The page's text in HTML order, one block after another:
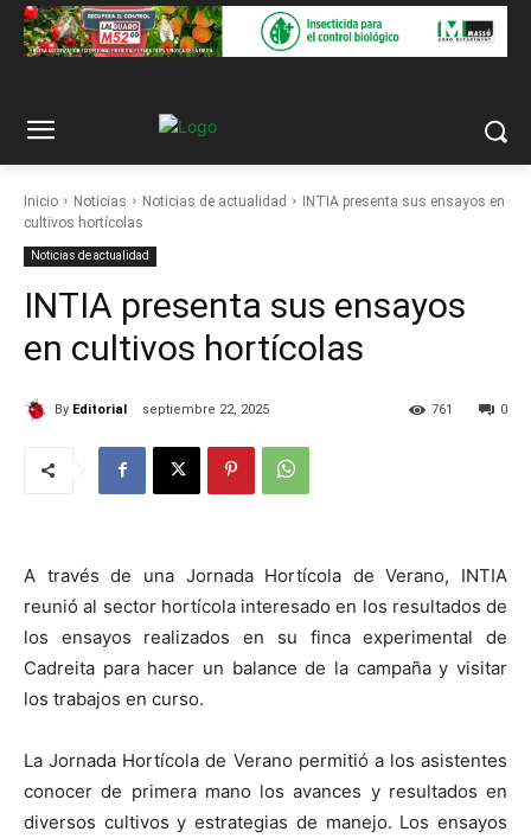
Inicio Noticias Noticias de actualidad
INTIA presenta sus ensayos en
cultivos hortícolas
Noticias de actualidad
INTIA presenta sus ensayos
en cultivos hortícolas
By Editorial septiembre 22, 2025 0
761
A través de una Jornada Hortícola de Verano, INTIA
reunió al sector hortícola interesado en los resultados de
los ensayos realizados en su finca experimental de
Cadreita para hacer un balance de la campaña y visitar
los trabajos en curso.
La Jornada Hortícola de Verano permitió a los asistentes
conocer de primera mano los avances y resultados en
diversos cultivos y estrategias de manejo. Los ensayos